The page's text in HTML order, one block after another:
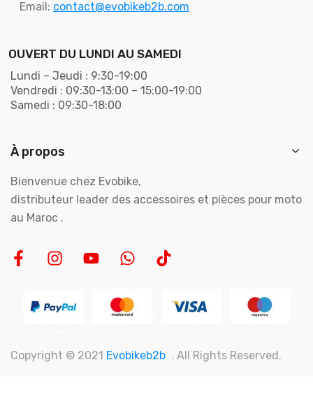
Email: contact@evobikeb2b.com
OUVERT DU LUNDI AU SAMEDI
Lundi – Jeudi : 9:30-19:00
Vendredi : 09:30-13:00 – 15:00-19:00
Samedi : 09:30-18:00
À propos
Bienvenue chez Evobike,
distributeur leader des accessoires et pièces pour moto
au Maroc .
Copyright © 2021 Evobikeb2b . All Rights Reserved.